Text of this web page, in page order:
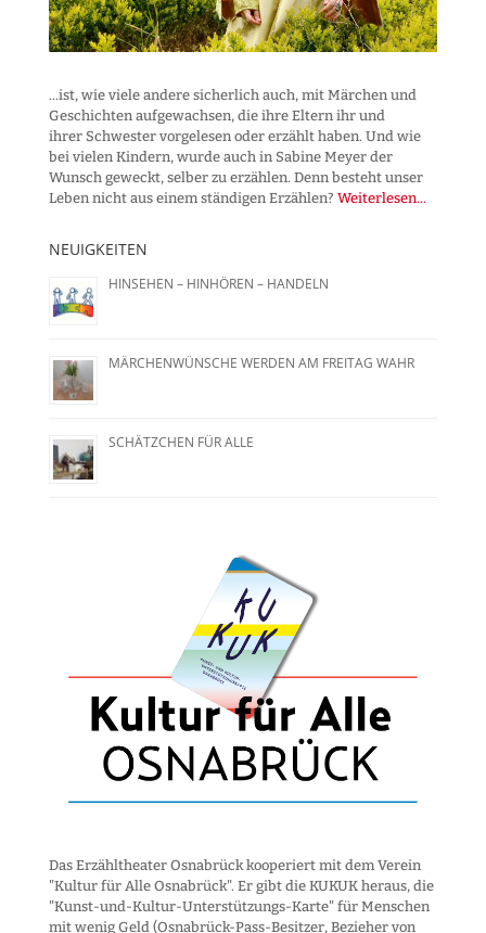
...ist, wie viele andere sicherlich auch, mit Märchen und
Geschichten aufgewachsen, die ihre Eltern ihr und
ihrer Schwester vorgelesen oder erzählt haben. Und wie
bei vielen Kindern, wurde auch in Sabine Meyer der
Wunsch geweckt, selber zu erzählen. Denn besteht unser
Leben nicht aus einem ständigen Erzählen? Weiterlesen...
NEUIGKEITEN
HINSEHEN – HINHÖREN – HANDELN
MÄRCHENWÜNSCHE WERDEN AM FREITAG WAHR
SCHÄTZCHEN FÜR ALLE
Das Erzähltheater Osnabrück kooperiert mit dem Verein
"Kultur für Alle Osnabrück". Er gibt die KUKUK heraus, die
"Kunst-und-Kultur-Unter­stützungs-Karte" für Menschen
mit wenig Geld (Osnabrück-Pass-Besitzer, Bezieher von